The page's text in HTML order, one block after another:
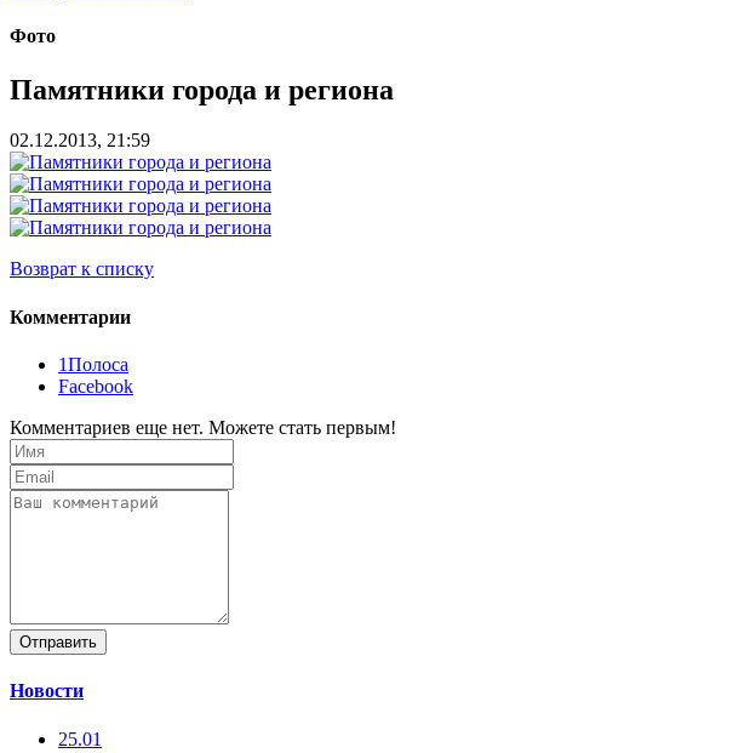
Фото
Памятники города и региона
02.12.2013, 21:59
Возврат к списку
Комментарии
1Полоса
Facebook
Комментариев еще нет. Можете стать первым!
Отправить
Новости
25.01